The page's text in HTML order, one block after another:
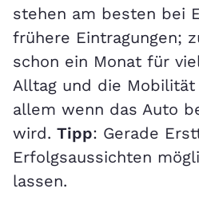
stehen am besten bei
frühere Eintragungen;
schon ein Monat für
Alltag und die
allem wenn das Auto
wird. Tipp: Gerade
Erfolgsaussichten
lassen.